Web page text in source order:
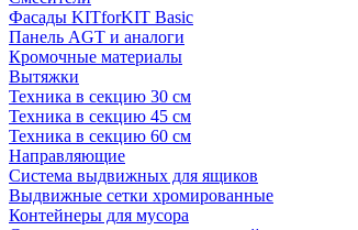
Фасады KITforKIT Basic
Панель AGT и аналоги
Кромочные материалы
Вытяжки
Техника в секцию 30 см
Техника в секцию 45 см
Техника в секцию 60 см
Направляющие
Система выдвижных для ящиков
Выдвижные сетки хромированные
Контейнеры для мусора